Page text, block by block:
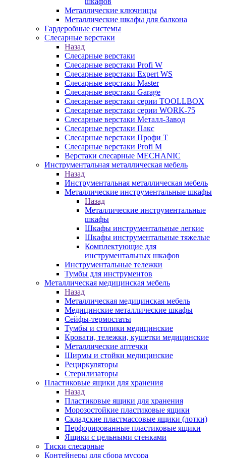
Металлические ключницы
Металлические шкафы для балкона
Гардеробные системы
Слесарные верстаки
Назад
Слесарные верстаки
Слесарные верстаки Profi W
Слесарные верстаки Expert WS
Слесарные верстаки Master
Слесарные верстаки Garage
Слесарные верстаки серии TOOLLBOX
Слесарные верстаки серии WORK-75
Слесарные верстаки Металл-Завод
Слесарные верстаки Пакс
Слесарные верстаки Профи Т
Слесарные верстаки Profi M
Верстаки слесарные MECHANIC
Инструментальная металлическая мебель
Назад
Инструментальная металлическая мебель
Металлические инструментальные шкафы
Назад
Металлические инструментальные
шкафы
Шкафы инструментальные легкие
Шкафы инструментальные тяжелые
Комплектующие для
инструментальных шкафов
Инструментальные тележки
Тумбы для инструментов
Металлическая медицинская мебель
Назад
Металлическая медицинская мебель
Медицинские металлические шкафы
Сейфы-термостаты
Тумбы и столики медицинские
Кровати, тележки, кушетки медицинские
Металлические аптечки
Ширмы и стойки медицинские
Рециркуляторы
Стерилизаторы
Пластиковые ящики для хранения
Назад
Пластиковые ящики для хранения
Морозостойкие пластиковые ящики
Складские пластмассовые ящики (лотки)
Перфорированные пластиковые ящики
Ящики с цельными стенками
Тиски слесарные
Контейнеры для сбора мусора